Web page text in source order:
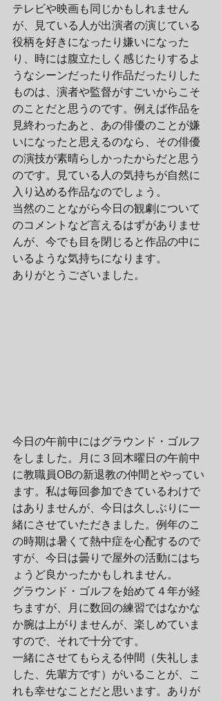
テレビや映画も同じかもしれません
が、見ている人が出演者の演じている
役柄を好きになったり嫌いになった
り、時には腹立たしく感じたりするよ
うなシーンだったり作品だったりした
ものは、演者や監督がすごいからこそ
のことだと思うのです。例えば作品を
見終わったあと、あの俳優のことが嫌
いになったと思えるのなら、その俳優
の演技が素晴らしかったからだと思う
のです。見ている人の気持ちが自然に
入り込める作品なのでしょう。
当然のことながら今日の観劇について
のコメントなど言えるはずがありませ
んが、今でも目を閉じると作品の中に
いるような気持ちになります。
ありがとうございました。
今日の午前中にはグラウンド・ゴルフ
をしました。月に３回木曜日の午前中
に教職員OBの新退教の仲間とやってい
ます。私は毎回参加できているわけで
はありませんが、今日は久しぶりに一
緒にさせていただきました。例年のこ
の時期は暑くて熱中症を心配するので
すが、今日は曇りで屋外の活動にはち
ょうど良かったかもしれません。
グラウンド・ゴルフを始めて４年が経
ちますが、月に数回の練習ではなかな
か腕は上がりませんが、楽しめていま
すので、それで十分です。
一緒にさせてもらえる仲間（失礼しま
した、先輩方です）がいることが、こ
れも幸せなことだと思います。ありが